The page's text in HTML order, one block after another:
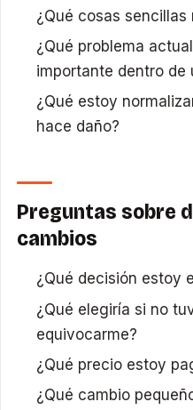
¿Qué cosas
¿Qué problema
importante dentro de
¿Qué estoy
hace daño?
Preguntas sobre
cambios
¿Qué decisión estoy
¿Qué elegiría si no
equivocarme?
¿Qué precio estoy
¿Qué cambio